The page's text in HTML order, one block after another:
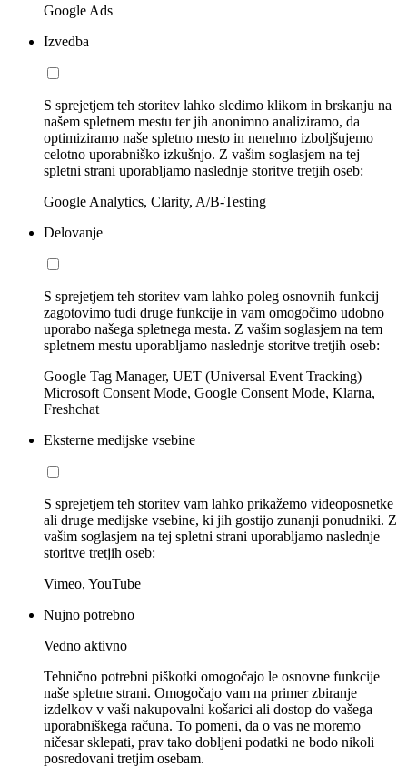
Google Ads
Izvedba
S sprejetjem teh storitev lahko sledimo klikom in brskanju na
našem spletnem mestu ter jih anonimno analiziramo, da
optimiziramo naše spletno mesto in nenehno izboljšujemo
celotno uporabniško izkušnjo. Z vašim soglasjem na tej
spletni strani uporabljamo naslednje storitve tretjih oseb:
Google Analytics, Clarity, A/B-Testing
Delovanje
S sprejetjem teh storitev vam lahko poleg osnovnih funkcij
zagotovimo tudi druge funkcije in vam omogočimo udobno
uporabo našega spletnega mesta. Z vašim soglasjem na tem
spletnem mestu uporabljamo naslednje storitve tretjih oseb:
Google Tag Manager, UET (Universal Event Tracking)
Microsoft Consent Mode, Google Consent Mode, Klarna,
Freshchat
Eksterne medijske vsebine
S sprejetjem teh storitev vam lahko prikažemo videoposnetke
ali druge medijske vsebine, ki jih gostijo zunanji ponudniki. Z
vašim soglasjem na tej spletni strani uporabljamo naslednje
storitve tretjih oseb:
Vimeo, YouTube
Nujno potrebno
Vedno aktivno
Tehnično potrebni piškotki omogočajo le osnovne funkcije
naše spletne strani. Omogočajo vam na primer zbiranje
izdelkov v vaši nakupovalni košarici ali dostop do vašega
uporabniškega računa. To pomeni, da o vas ne moremo
ničesar sklepati, prav tako dobljeni podatki ne bodo nikoli
posredovani tretjim osebam.